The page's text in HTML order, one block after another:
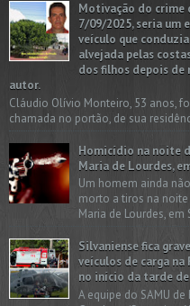
Motivação do crime
7/09/2025, seria um
veículo que
alvejada pelas
dos filhos depois
autor.
Cláudio Olívio Monteiro, 53 anos,
chamada no portão, de sua
Homicídio na noite
Maria de Lourdes,
Um homem ainda
morto a tiros na
Maria de Lourdes, em
Silvaniense fica
veículos de carga na
no início da tarde
A equipe do SAMU